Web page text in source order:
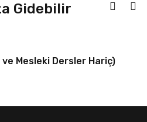
Gidebilir
Mesleki Dersler Hariç)